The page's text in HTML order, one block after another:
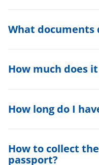
What documents
How much does
How long do I
How to collect
passport?